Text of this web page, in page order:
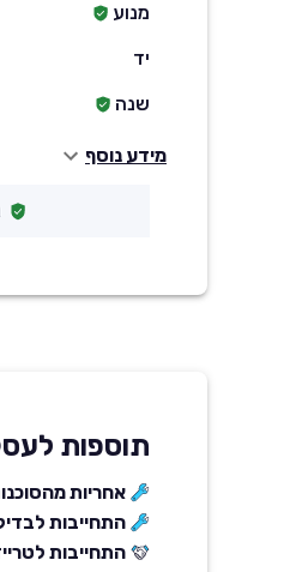
מנוע
יד
שנה
מידע נוסף
תוספות
אחריות מהסוכנות ל24
התחייבות
התחייבות